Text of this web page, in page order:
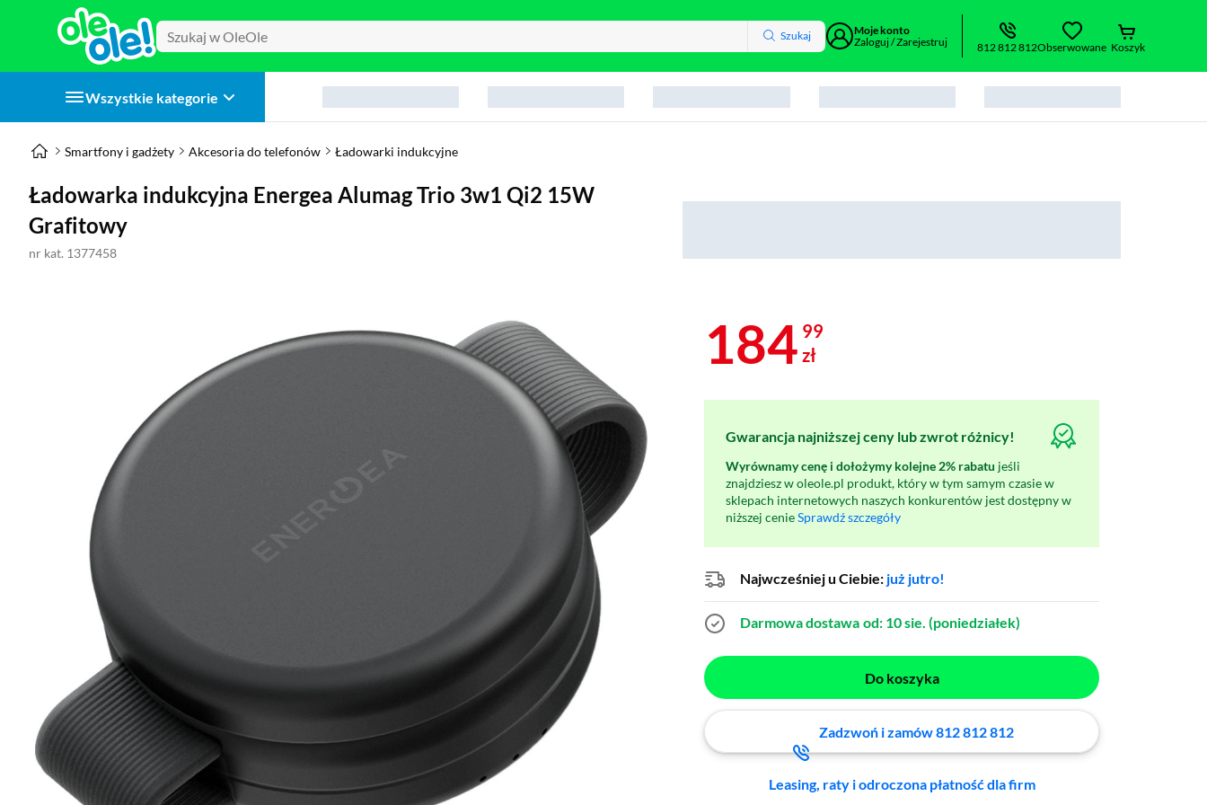
Szukaj
Moje konto
Zaloguj / Zarejestruj
812 812 812Obserwowane Koszyk
Wszystkie kategorie
Smartfony i gadżety Akcesoria do telefonów Ładowarki indukcyjne
Ładowarka indukcyjna Energea Alumag Trio 3w1 Qi2 15W
Grafitowy
nr kat. 1377458
184 99
zł
Gwarancja najniższej ceny lub zwrot różnicy!
Wyrównamy cenę i dołożymy kolejne 2% rabatu jeśli
znajdziesz w oleole.pl produkt, który w tym samym czasie w
sklepach internetowych naszych konkurentów jest dostępny w
niższej cenieSprawdź szczegóły
Najwcześniej u Ciebie: już jutro!
Darmowa dostawa od: 10 sie. (poniedziałek)
Do koszyka
Zadzwoń i zamów 812 812 812
Leasing, raty i odroczona płatność dla firm